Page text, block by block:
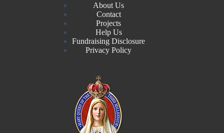
About Us
Contact
Projects
Help Us
Fundraising Disclosure
Privacy Policy